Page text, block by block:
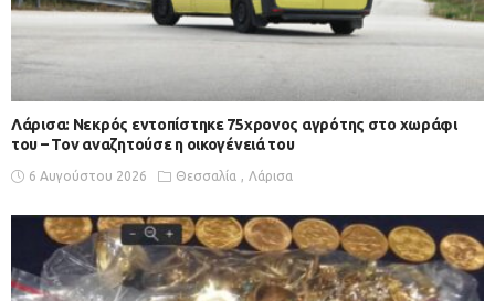
Λάρισα: Νεκρός εντοπίστηκε 75χρονος αγρότης στο χωράφι
του – Toν αναζητούσε η οικογένειά του
6 Αυγούστου 2026 Θεσσαλία Λάρισα